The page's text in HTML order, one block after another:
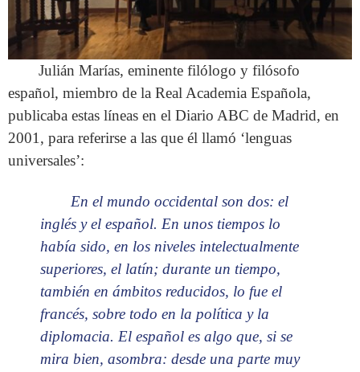
Julián Marías, eminente filólogo y filósofo
español, miembro de la Real Academia Española,
publicaba estas líneas en el Diario ABC de Madrid, en
2001, para referirse a las que él llamó ‘lenguas
universales’:
En el mundo occidental son dos: el
inglés y el español. En unos tiempos lo
había sido, en los niveles intelectualmente
superiores, el latín; durante un tiempo,
también en ámbitos reducidos, lo fue el
francés, sobre todo en la política y la
diplomacia. El español es algo que, si se
mira bien, asombra: desde una parte muy